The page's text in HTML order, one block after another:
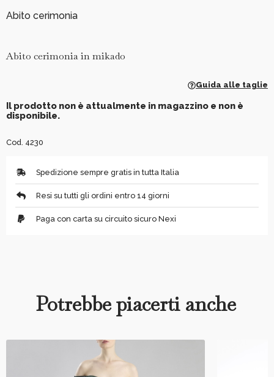
Abito cerimonia
Abito cerimonia in mikado
Guida alle taglie
Il prodotto non è attualmente in magazzino e non è
disponibile.
Cod. 4230
Spedizione sempre gratis in tutta Italia
Resi su tutti gli ordini entro 14 giorni
Paga con carta su circuito sicuro Nexi
Potrebbe piacerti anche